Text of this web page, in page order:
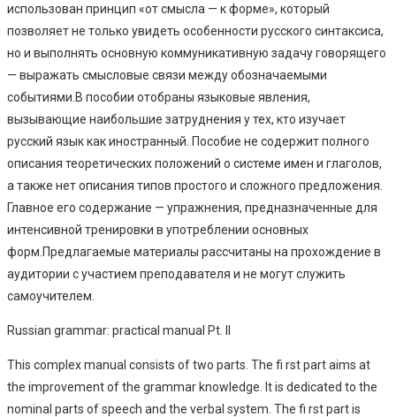
использован принцип «от смысла — к форме», который
позволяет не только увидеть особенности русского синтаксиса,
но и выполнять основную коммуникативную задачу говорящего
— выражать смысловые связи между обозначаемыми
событиями.В пособии отобраны языковые явления,
вызывающие наибольшие затруднения у тех, кто изучает
русский язык как иностранный. Пособие не содержит полного
описания теоретических положений о системе имен и глаголов,
а также нет описания типов простого и сложного предложения.
Главное его содержание — упражнения, предназначенные для
интенсивной тренировки в употреблении основных
форм.Предлагаемые материалы рассчитаны на прохождение в
аудитории с участием преподавателя и не могут служить
самоучителем.
Russian grammar: practical manual Pt. II
This complex manual consists of two parts. The fi rst part aims at
the improvement of the grammar knowledge. It is dedicated to the
nominal parts of speech and the verbal system. The fi rst part is